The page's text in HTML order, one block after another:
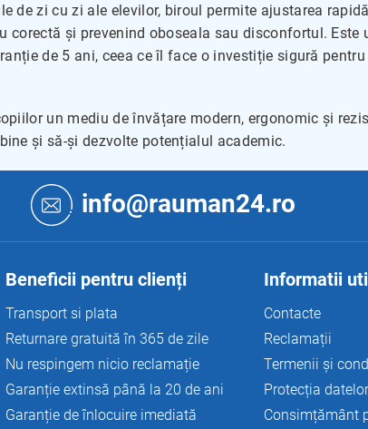
de zi cu zi ale elevilor, biroul permite ajustarea
și prevenind oboseala sau disconfortul. Este
de 5 ani, ceea ce îl face o investiție sigură
un mediu de învățare modern, ergonomic și
și să-și dezvolte potențialul academic.
info@rauman24.ro
Beneficii pentru clienți
Transport si plata
Returnare gratuită în 365 de zile
Nu respingem nicio reclamație
Garanție extinsă până la 20 de ani
Garanție de înlocuire imediată
Informatii
Contacte
Reclamații
Termenii și
Protecția
Consimțământ